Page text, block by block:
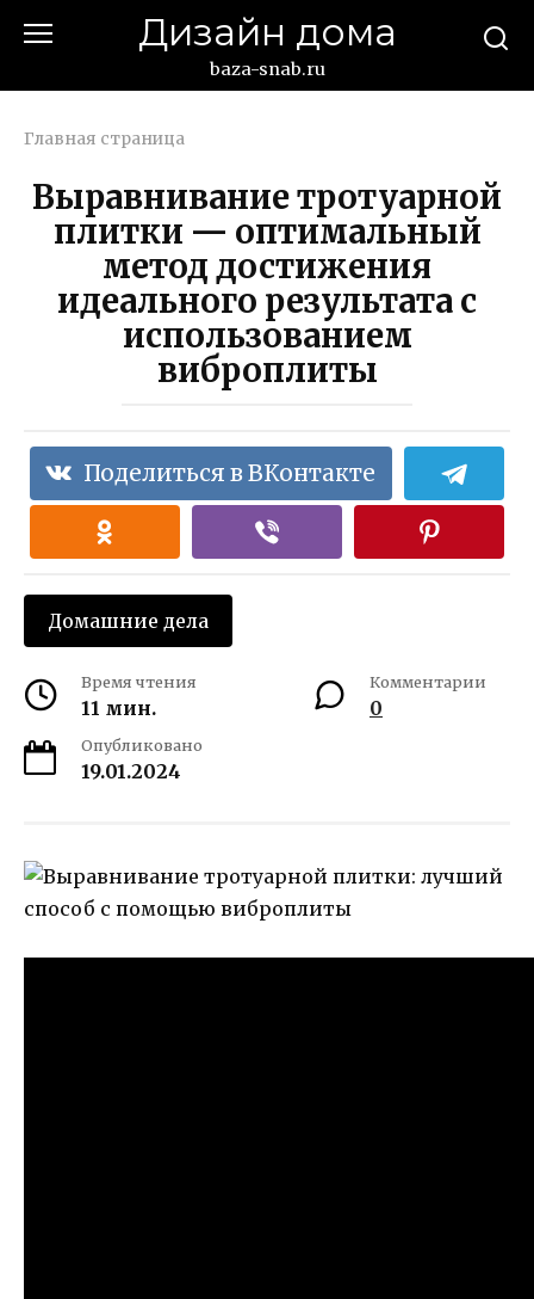
Дизайн дома
baza-snab.ru
Главная страница
Выравнивание тротуарной
плитки — оптимальный
метод достижения
идеального результата с
использованием
виброплиты
Поделиться в ВКонтакте
Домашние дела
Время чтения
11 мин.
Комментарии
0
Опубликовано
19.01.2024